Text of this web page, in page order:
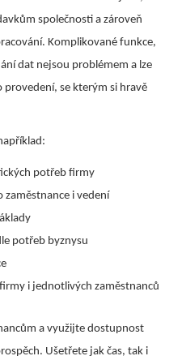
společnosti a zároveň
Komplikované funkce,
dat nejsou problémem a lze
se kterým si hravě
potřeb firmy
zaměstnance i vedení
potřeb byznysu
i jednotlivých zaměstnanců
a využijte dostupnost
Ušetřete jak čas, tak i